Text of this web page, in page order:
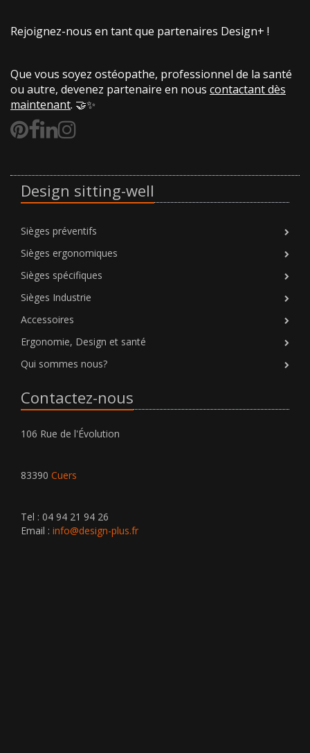
Rejoignez-nous en tant que partenaires Design+ !
Que vous soyez ostéopathe, professionnel de la santé
ou autre, devenez partenaire en nous contactant dès
maintenant. 🤝✨
Design sitting-well
Sièges préventifs
Sièges ergonomiques
Sièges spécifiques
Sièges Industrie
Accessoires
Ergonomie, Design et santé
Qui sommes nous?
Contactez-nous
106 Rue de l'Évolution
83390 Cuers
Tel : 04 94 21 94 26
Email : info@design-plus.fr